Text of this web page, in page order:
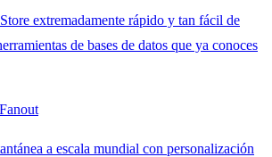
extremadamente rápido y tan fácil de
de bases de datos que ya conoces
a escala mundial con personalización